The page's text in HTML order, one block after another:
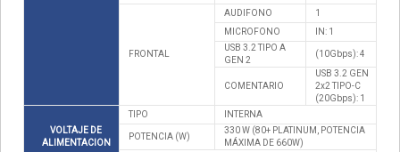
FRONTAL
AUDIFONO
1
MICROFONO
IN: 1
USB 3.2 TIPO A
GEN 2
(10Gbps): 4
COMENTARIO
USB 3.2 GEN
2x2 TIPO-C
(20Gbps): 1
VOLTAJE DE
ALIMENTACION
TIPO INTERNA
POTENCIA (W)
330 W (80+ PLATINUM, POTENCIA
MÁXIMA DE 660W)